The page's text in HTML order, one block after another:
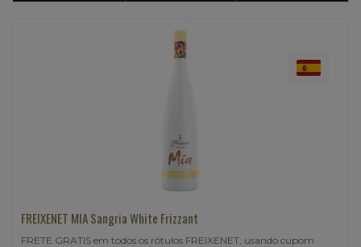
FREIXENET MIA Sangria White Frizzant
FRETE GRATIS em todos os rótulos FREIXENET, usando cupom